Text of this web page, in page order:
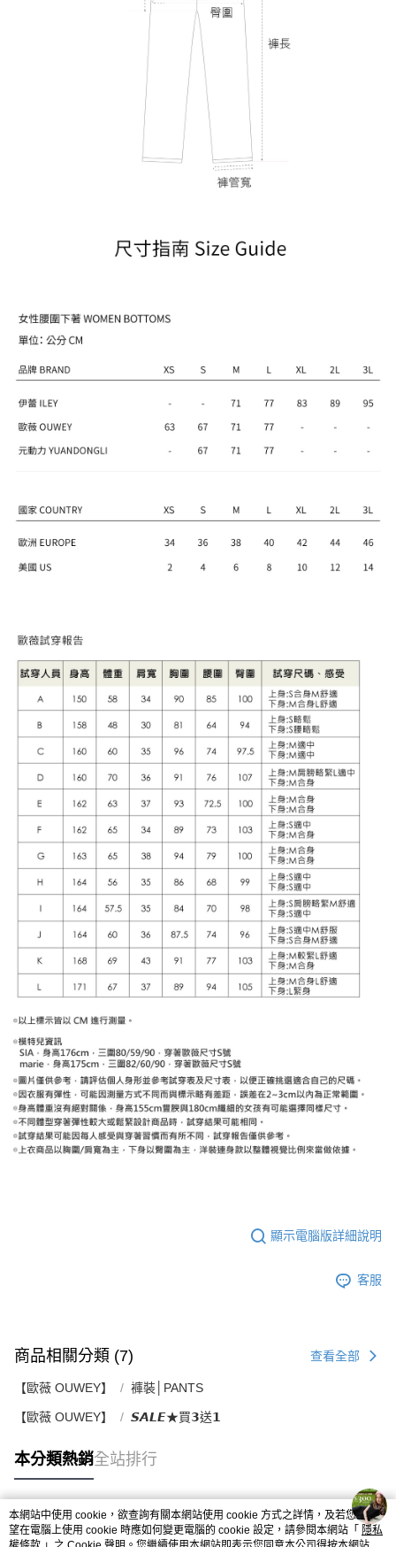
顯示電腦版詳細說明
客服
商品相關分類 (7) 查看全部
【歐薇 OUWEY】 褲裝│PANTS
【歐薇 OUWEY】 𝙎𝘼𝙇𝙀★買𝟯送𝟭
本分類熱銷全站排行
熱門標籤
本網站中使用 cookie，欲查詢有關本網站使用 cookie 方式之詳情，及若您不希
望在電腦上使用 cookie 時應如何變更電腦的 cookie 設定，請參閱本網站「 隱私